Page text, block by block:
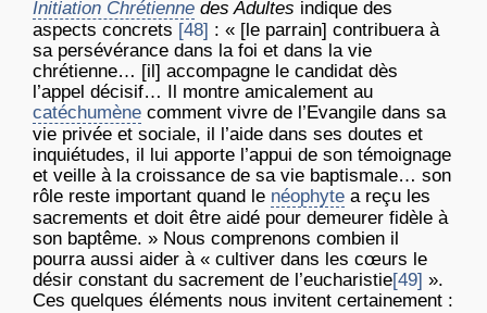
Initiation Chrétienne des Adultes indique des
aspects concrets [48] : « [le parrain] contribuera à
sa persévérance dans la foi et dans la vie
chrétienne… [il] accompagne le candidat dès
l’appel décisif… Il montre amicalement au
catéchumène comment vivre de l’Evangile dans sa
vie privée et sociale, il l’aide dans ses doutes et
inquiétudes, il lui apporte l’appui de son témoignage
et veille à la croissance de sa vie baptismale… son
rôle reste important quand le néophyte a reçu les
sacrements et doit être aidé pour demeurer fidèle à
son baptême. » Nous comprenons combien il
pourra aussi aider à « cultiver dans les cœurs le
désir constant du sacrement de l’eucharistie[49] ».
Ces quelques éléments nous invitent certainement :